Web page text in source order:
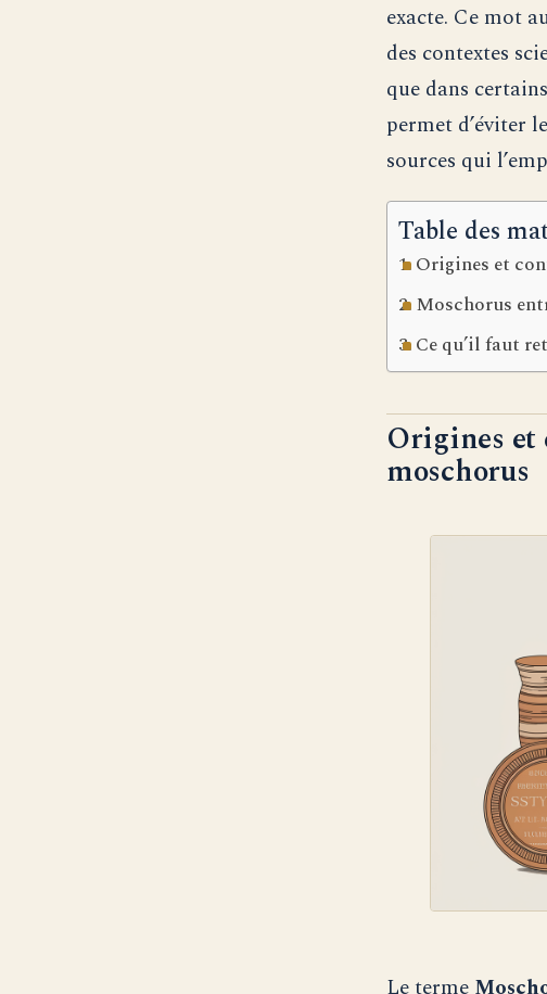
exacte. Ce mot
des contextes
que dans
permet d’éviter
sources qui
Table des
Origines et
Moschorus
Ce qu’il faut
Origines et
moschorus